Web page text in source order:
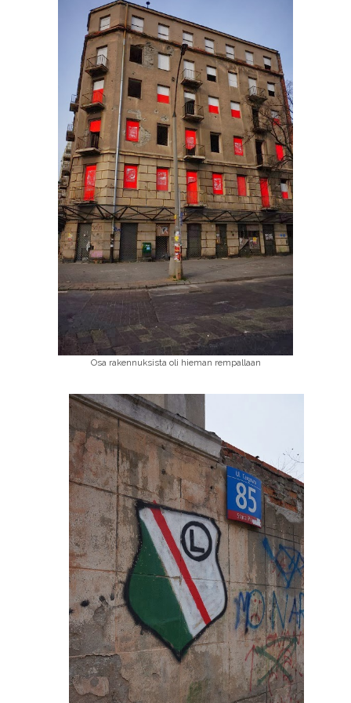
Osa rakennuksista oli hieman rempallaan